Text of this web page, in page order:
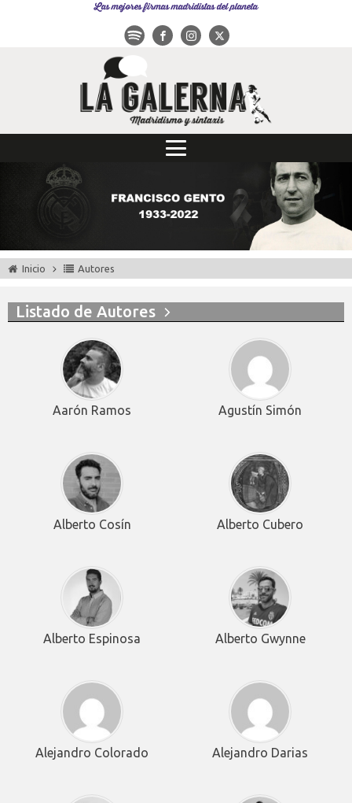
Las mejores firmas madridistas del planeta
Inicio Autores
Listado de Autores
Aarón Ramos Agustín Simón
Alberto Cosín Alberto Cubero
Alberto Espinosa Alberto Gwynne
Alejandro Colorado Alejandro Darias